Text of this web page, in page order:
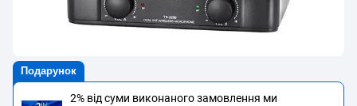
Подарунок
2% від суми виконаного замовлення ми